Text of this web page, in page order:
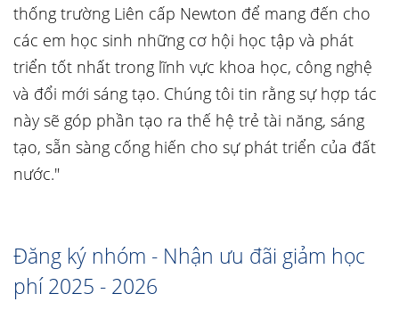
thống trường Liên cấp Newton để mang đến cho
các em học sinh những cơ hội học tập và phát
triển tốt nhất trong lĩnh vực khoa học, công nghệ
và đổi mới sáng tạo. Chúng tôi tin rằng sự hợp tác
này sẽ góp phần tạo ra thế hệ trẻ tài năng, sáng
tạo, sẵn sàng cống hiến cho sự phát triển của đất
nước."
Đăng ký nhóm - Nhận ưu đãi giảm học
phí 2025 - 2026